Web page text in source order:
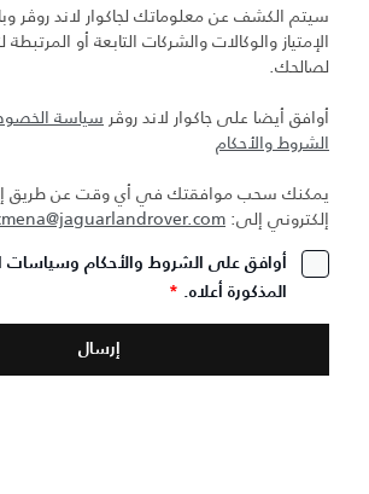
سيتم الكشف عن معلوماتك لجاكوار لاند روڤر
الإمتياز والوكالات والشركات التابعة أو
لصالحك.
أوافق أيضا على جاكوار لاند روڤر سياسة
الشروط والأحكام
يمكنك سحب موافقتك في أي وقت عن طريق
إلكتروني إلى:
أوافق على الشروط والأحكام
المذكورة أعلاه. *